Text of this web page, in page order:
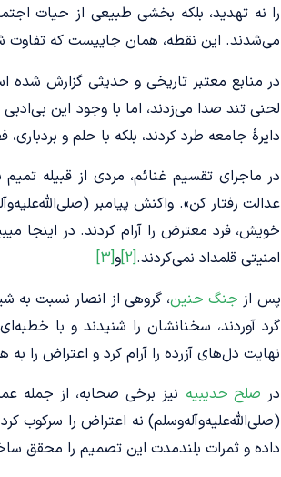
را نه تهدید، بلکه بخشی طبیعی از حیات
می‌شدند. این نقطه، همان جاییست که تفاوت
در منابع معتبر تاریخی و حدیثی گزارش شده
لحنی تند صدا می‌زدند، اما با وجود این بی‌ادبی
دایرۀ جامعه طرد کردند، بلکه با حلم و
در ماجرای تقسیم غنائم، مردی از قبیله
عدالت رفتار کن». واکنش پیامبر
خویش، فرد معترض را آرام کردند. در اینجا
امنیتی قلمداد نمی‌کردند.[2] و[3]
پس از جنگ حنین، گروهی از انصار نسبت به
گرد آوردند، سخنانشان را شنیدند و با
نهایت دل‌های آزرده را آرام کرد و اعتراض را
در صلح حدیبیه نیز برخی صحابه، از جمله
(صلی‌الله‌علیه‌وآله‌وسلم) نه اعتراض را سرکوب
داده و ثمرات بلندمدت این تصمیم را محقق